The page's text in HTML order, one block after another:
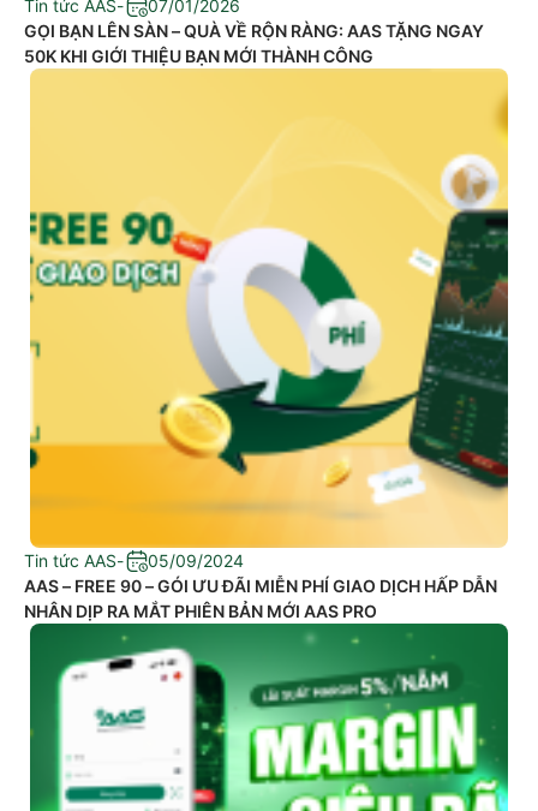
Tin tức AAS-
07/01/2026
GỌI BẠN LÊN SÀN – QUÀ VỀ RỘN RÀNG: AAS TẶNG NGAY
50K KHI GIỚI THIỆU BẠN MỚI THÀNH CÔNG
Tin tức AAS-
05/09/2024
AAS – FREE 90 – GÓI ƯU ĐÃI MIỄN PHÍ GIAO DỊCH HẤP DẪN
NHÂN DỊP RA MẮT PHIÊN BẢN MỚI AAS PRO